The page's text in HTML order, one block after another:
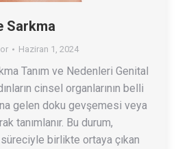
Sarkma
Haziran 1, 2024
Tanım ve Nedenleri Genital
cinsel organlarının belli
gelen doku gevşemesi veya
tanımlanır. Bu durum,
birlikte ortaya çıkan